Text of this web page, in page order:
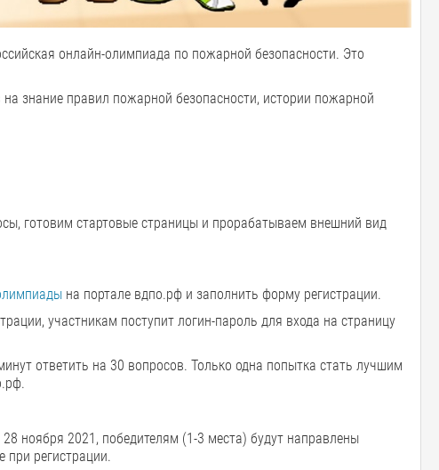
онлайн-олимпиада по пожарной безопасности. Это
знание правил пожарной безопасности, истории пожарной
готовим стартовые страницы и прорабатываем внешний вид
на портале вдпо.рф и заполнить форму регистрации.
участникам поступит логин-пароль для входа на страницу
ответить на 30 вопросов. Только одна попытка стать лучшим
ноября 2021, победителям (1-3 места) будут направлены
регистрации.